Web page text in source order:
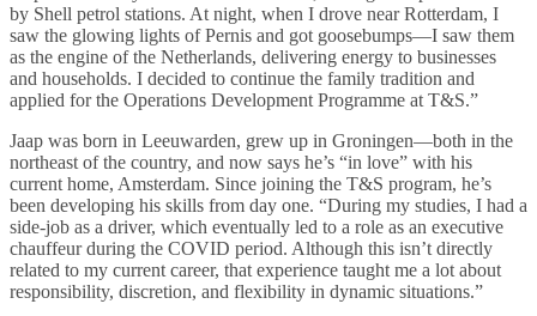
by Shell petrol stations. At night, when I drove near Rotterdam, I
saw the glowing lights of Pernis and got goosebumps—I saw them
as the engine of the Netherlands, delivering energy to businesses
and households. I decided to continue the family tradition and
applied for the Operations Development Programme at T&S.”
Jaap was born in Leeuwarden, grew up in Groningen—both in the
northeast of the country, and now says he’s “in love” with his
current home, Amsterdam. Since joining the T&S program, he’s
been developing his skills from day one. “During my studies, I had a
side-job as a driver, which eventually led to a role as an executive
chauffeur during the COVID period. Although this isn’t directly
related to my current career, that experience taught me a lot about
responsibility, discretion, and flexibility in dynamic situations.”